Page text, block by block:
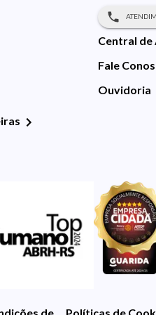
Central de
Fale
Ouvidoria
de UsoPolíticas de